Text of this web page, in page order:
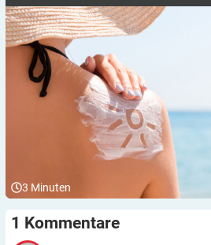
3 Minuten
1 Kommentare